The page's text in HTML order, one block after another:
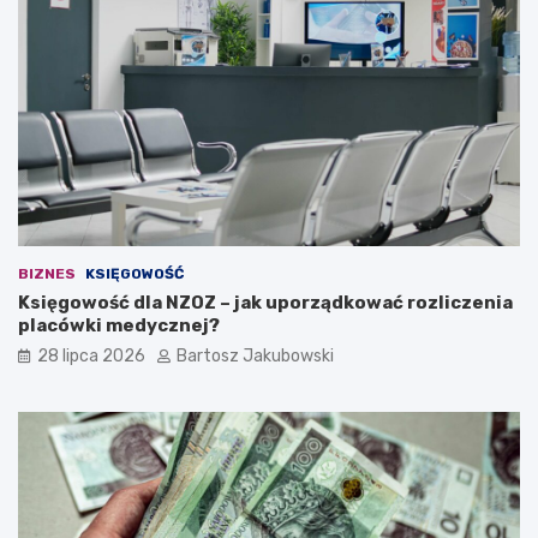
d
a
n
a
w
a
s
n
ą
i
BIZNES KSIĘGOWOŚĆ
Księgowość dla NZOZ – jak uporządkować rozliczenia
placówki medycznej?
28 lipca 2026 Bartosz Jakubowski